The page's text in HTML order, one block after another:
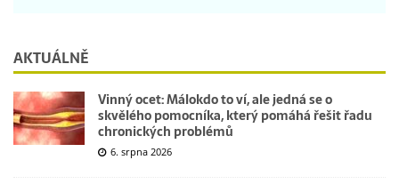
AKTUÁLNĚ
Vinný ocet: Málokdo to ví, ale jedná se o
skvělého pomocníka, který pomáhá řešit řadu
chronických problémů
6. srpna 2026